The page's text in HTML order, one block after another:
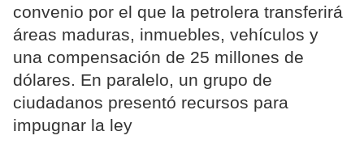
convenio por el que la petrolera transferirá
áreas maduras, inmuebles, vehículos y
una compensación de 25 millones de
dólares. En paralelo, un grupo de
ciudadanos presentó recursos para
impugnar la ley